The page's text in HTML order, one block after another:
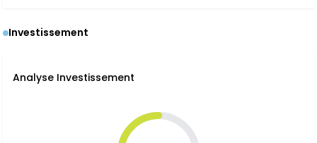
Investissement
Analyse Investissement